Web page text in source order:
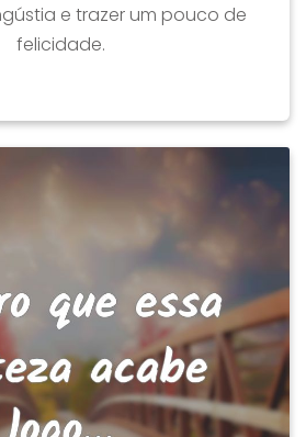
e trazer um pouco de
felicidade.